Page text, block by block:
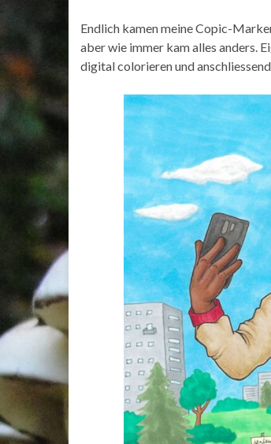
Endlich kamen meine Copic-
aber wie immer kam alles anders.
digital colorieren und